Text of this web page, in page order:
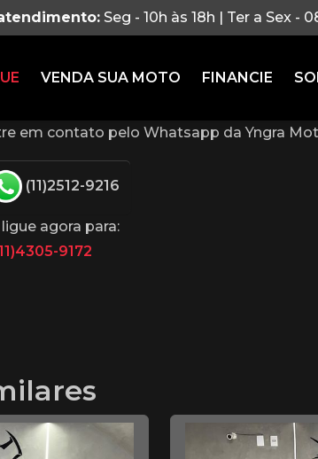
Seg - 10h às 18h | Ter a Sex -
VENDA SUA MOTO FINANCIE
em contato pelo Whatsapp da Yngra
(11)2512-9216
agora para:
9172